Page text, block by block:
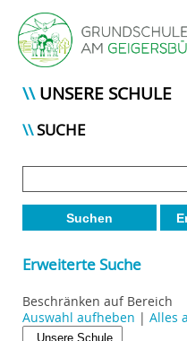
UNSERE SCHULE
SUCHE
Suchen
Erweiterte Suche
Beschränken auf Bereich
Auswahl aufheben | Alles